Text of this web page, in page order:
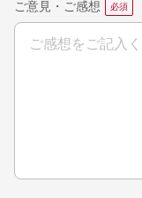
ご意見・ご感想